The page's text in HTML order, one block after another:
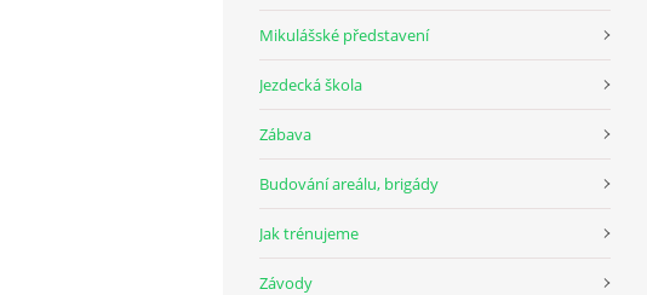
Mikulášské představení
Jezdecká škola
Zábava
Budování areálu, brigády
Jak trénujeme
Závody